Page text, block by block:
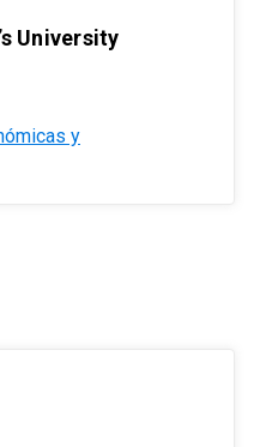
University
y